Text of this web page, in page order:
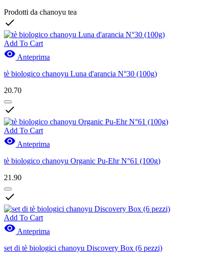
Prodotti da chanoyu tea

Add To Cart
 Anteprima
tè biologico chanoyu Luna d'arancia N°30 (100g)
20.70

Add To Cart
 Anteprima
tè biologico chanoyu Organic Pu-Ehr N°61 (100g)
21.90

Add To Cart
 Anteprima
set di tè biologici chanoyu Discovery Box (6 pezzi)